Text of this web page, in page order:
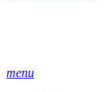
menu